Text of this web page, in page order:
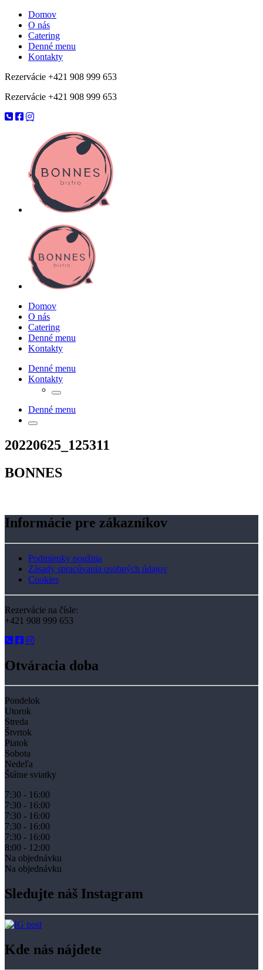
Domov
O nás
Catering
Denné menu
Kontakty
Rezervácie +421 908 999 653
Rezervácie +421 908 999 653
Domov
O nás
Catering
Denné menu
Kontakty
Denné menu
Kontakty
Denné menu
20220625_125311
BONNES
Informácie pre zákazníkov
Podmienky použitia
Zásady spracúvania osobných údajov
Cookies
Rezervácie na čísle:
+421 908 999 653
Otváracia doba
Pondelok
Utorok
Streda
Štvrtok
Piatok
Sobota
Nedeľa
Štátne sviatky
7:30 - 16:00
7:30 - 16:00
7:30 - 16:00
7:30 - 16:00
7:30 - 16:00
8:00 - 12:00
Na objednávku
Na objednávku
Sledujte náš Instagram
Kde nás nájdete